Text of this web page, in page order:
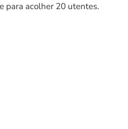
para acolher 20 utentes.